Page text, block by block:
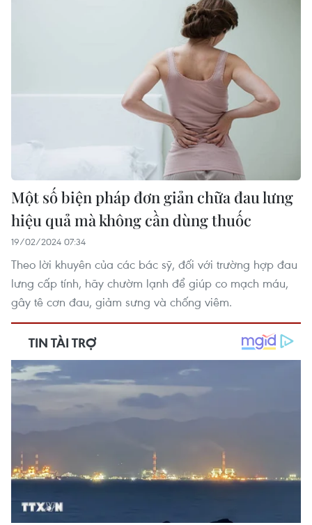
Một số biện pháp đơn giản chữa đau lưng
hiệu quả mà không cần dùng thuốc
19/02/2024 07:34
Theo lời khuyên của các bác sỹ, đối với trường hợp đau
lưng cấp tính, hãy chườm lạnh để giúp co mạch máu,
gây tê cơn đau, giảm sưng và chống viêm.